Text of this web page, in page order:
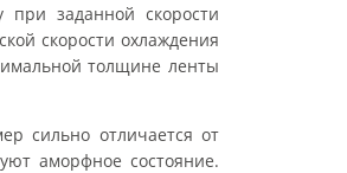
заданной скорости
скорости охлаждения
толщине ленты
сильно отличается от
аморфное состояние.